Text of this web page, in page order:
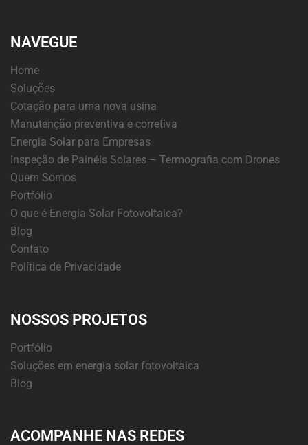
NAVEGUE
Home
Soluções
Cotação para uma nova usina
Manutenção preventiva e corretiva
Energia Solar para Empresas
Inspeção de Painéis Solares – Termografia com Drones
Quem Somos
Portfólio
O que é Energia Solar Fotovoltaica?
Blog
Contato
Política de Privacidade
NOSSOS PROJETOS
Portfólio
Soluções em energia solar fotovoltaica
Blog
ACOMPANHE NAS REDES